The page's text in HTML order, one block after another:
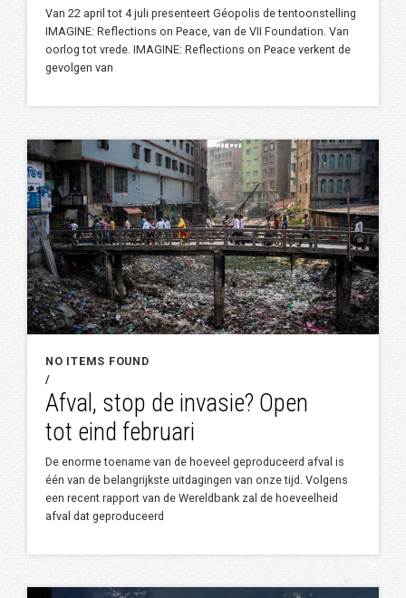
Van 22 april tot 4 juli presenteert Géopolis de tentoonstelling
IMAGINE: Reflections on Peace, van de VII Foundation. Van
oorlog tot vrede. IMAGINE: Reflections on Peace verkent de
gevolgen van
NO ITEMS FOUND
/
Afval, stop de invasie? Open
tot eind februari
De enorme toename van de hoeveel geproduceerd afval is
één van de belangrijkste uitdagingen van onze tijd. Volgens
een recent rapport van de Wereldbank zal de hoeveelheid
afval dat geproduceerd